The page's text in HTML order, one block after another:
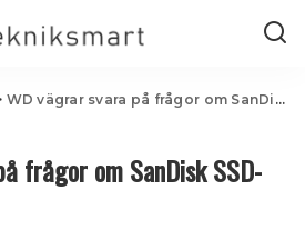
WD vägrar svara på frågor om SanDisk SSD-krascherna
frågor om SanDisk SSD-